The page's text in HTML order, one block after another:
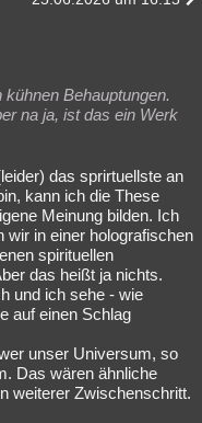
Behauptungen.
na ja, ist das ein Werk
das sprirtuellste an
kann ich die These
Meinung bilden. Ich
wir in einer holografischen
spirituellen
das heißt ja nichts.
und ich sehe - wie
auf einen Schlag
unser Universum, so
Das wären ähnliche
weiterer Zwischenschritt.